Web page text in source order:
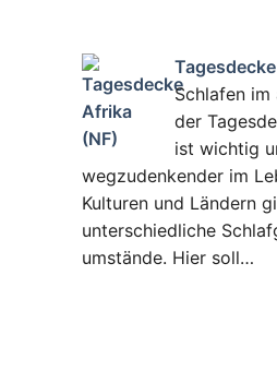
Schlafen im
der
ist wichtig
wegzudenkender im
Kulturen und Ländern
unterschiedliche
umstände. Hier soll…